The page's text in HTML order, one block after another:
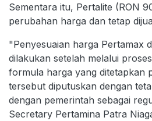
Sementara itu, Pertalite (RON
perubahan harga dan tetap
"Penyesuaian harga Pertamax
dilakukan setelah melalui
formula harga yang ditetapkan
tersebut diputuskan dengan
dengan pemerintah sebagai
Secretary Pertamina Patra